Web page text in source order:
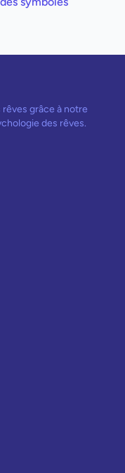
grâce à notre
des rêves.